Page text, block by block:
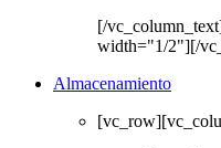
[/
width="1/2"][/
Almacenamiento